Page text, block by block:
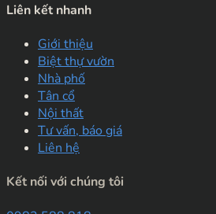
Liên kết nhanh
Giới thiệu
Biệt thự vườn
Nhà phố
Tân cổ
Nội thất
Tư vấn, báo giá
Liên hệ
Kết nối với chúng tôi